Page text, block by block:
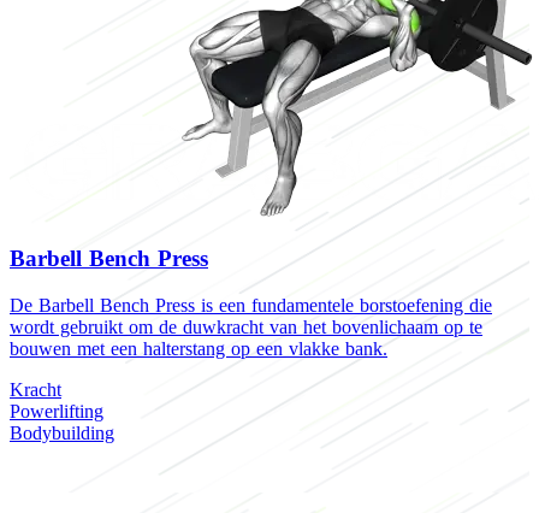
Barbell Bench Press
De Barbell Bench Press is een fundamentele borstoefening die
wordt gebruikt om de duwkracht van het bovenlichaam op te
bouwen met een halterstang op een vlakke bank.
Kracht
Powerlifting
Bodybuilding